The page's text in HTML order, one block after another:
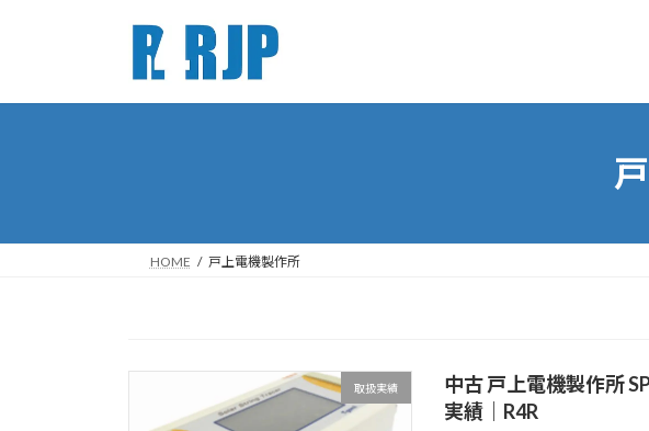
プ
動
HOME 戸上電機製作所
取扱実績
中古 戸上電機製作所
実績｜R4R